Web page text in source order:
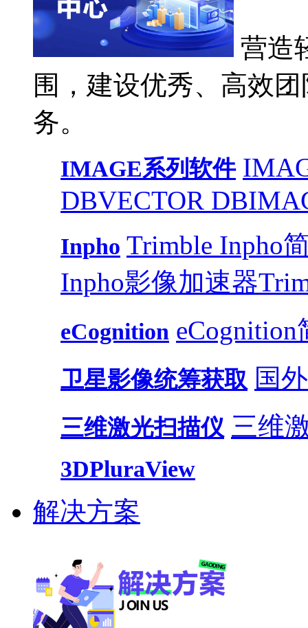
营造
围，建设优秀、高效
务。
IMAGE系列软件
DBVECTOR DB
Inpho Trimble Inpho
Inpho影像加速器
eCognition eCognition
卫星影像统筹获取 国
三维激光扫描仪 三维
3DPluraView
解决方案